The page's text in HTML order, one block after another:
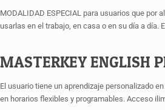
MODALIDAD ESPECIAL para usuarios que
usarlas en el trabajo, en casa o en su día a
MASTERKEY ENGLISH
El usuario tiene un aprendizaje personalizado
en horarios flexibles y programables. Acceso